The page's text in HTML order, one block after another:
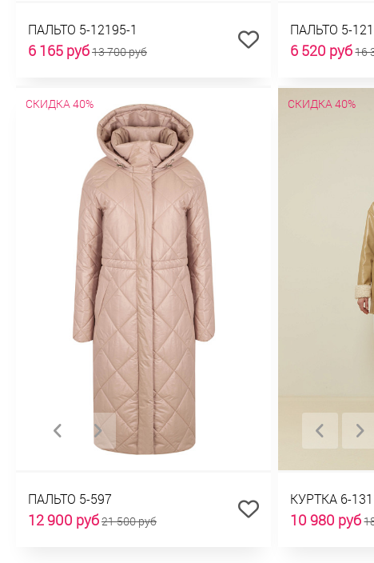
ПАЛЬТО 5-12195-1
6 165 руб13 700 руб
ПАЛЬТО 5-
6 520 руб16
СКИДКА 40%
ПАЛЬТО 5-597
12 900 руб21 500 руб
СКИДКА 40%
КУРТКА 6-
10 980 руб